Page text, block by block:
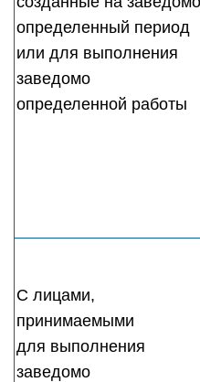
определенный период
или для выполнения
заведомо
определенной работы
С лицами,
принимаемыми
для выполнения
заведомо